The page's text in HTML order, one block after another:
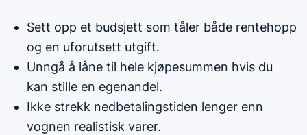
Sett opp et budsjett som tåler både rentehopp
og en uforutsett utgift.
Unngå å låne til hele kjøpesummen hvis du
kan stille en egenandel.
Ikke strekk nedbetalingstiden lenger enn
vognen realistisk varer.